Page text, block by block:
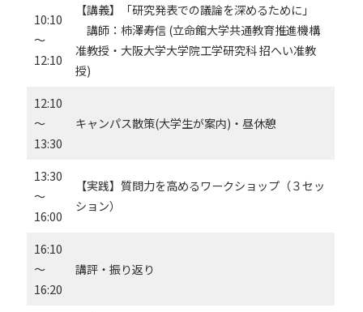
10:10
～
12:10
【講義】「研究発表での議論を深めるために」
講師：柿澤寿信 (立命館大学共通教育推進機構
准教授・大阪大学大学院工学研究科 招へい准教
授)
12:10
～
13:30
キャンパス散策(大学生が案内)・昼休憩
13:30
～
16:00
【実践】質問力を高めるワークショップ（３セッ
ション）
16:10
～
16:20
講評・振り返り